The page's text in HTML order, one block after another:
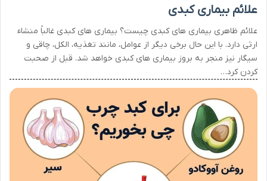
علائم بیماری کبدی
علائم ظاهری بیماری های کبدی چیست؟ بیماری های کبدی غالباً منشاء
ارثی دارد. با این حال برخی دیگر از عوامل، مانند تغذیه، الکل، چاقی و
سیگار نیز منجر به بروز بیماری های کبدی خواهد شد. قبل از صحبت
کردن کرد…